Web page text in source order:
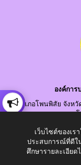
องค์การ
อำเภอโพนพิสัย จังหวั
อีเมลกลา
เว็บไซต์ของเ
ประสบการณ์ที่ดีใ
ศึกษารายละเอียด